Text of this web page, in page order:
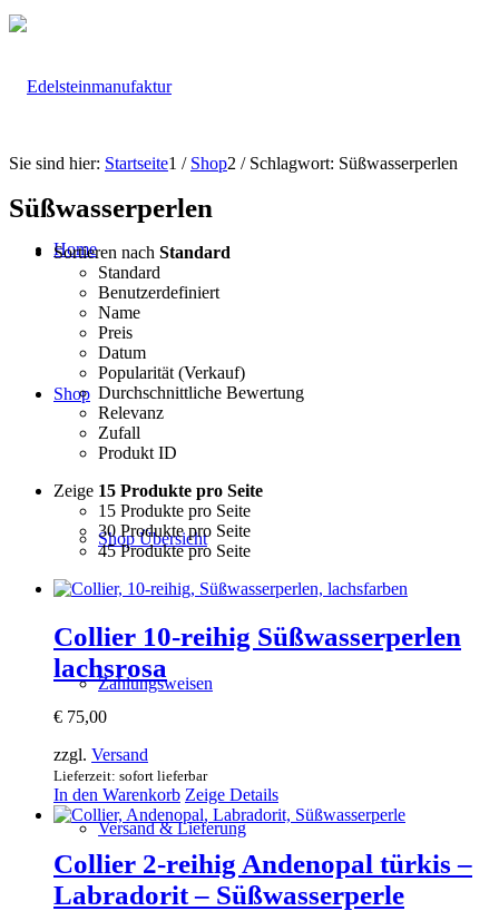
Home
Shop
Shop Übersicht
Zahlungsweisen
Versand & Lieferung
Sie sind hier: Startseite1 / Shop2 / Schlagwort: Süßwasserperlen
Süßwasserperlen
Sortieren nach Standard
Standard
Benutzerdefiniert
Name
Preis
Datum
Popularität (Verkauf)
Durchschnittliche Bewertung
Relevanz
Zufall
Produkt ID
Zeige 15 Produkte pro Seite
15 Produkte pro Seite
30 Produkte pro Seite
45 Produkte pro Seite
Collier 10-reihig Süßwasserperlen
lachsrosa
€ 75,00
zzgl. Versand
Lieferzeit: sofort lieferbar
In den Warenkorb Zeige Details
Collier 2-reihig Andenopal türkis –
Labradorit – Süßwasserperle